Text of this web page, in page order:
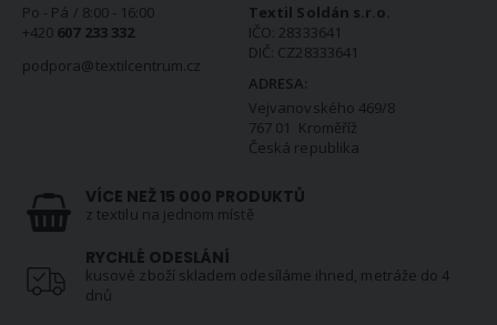
Po - Pá / 8:00 - 16:00
+420 607 233 332
podpora@textilcentrum.cz
Textil Soldán s.r.o.
IČO: 28333641
DIČ: CZ28333641
ADRESA:
Vejvanovského 469/8
767 01 Kroměříž
Česká republika
VÍCE NEŽ 15 000 PRODUKTŮ
z textilu na jednom místě
RYCHLÉ ODESLÁNÍ
kusové zboží skladem odesíláme ihned, metráže do 4
dnů